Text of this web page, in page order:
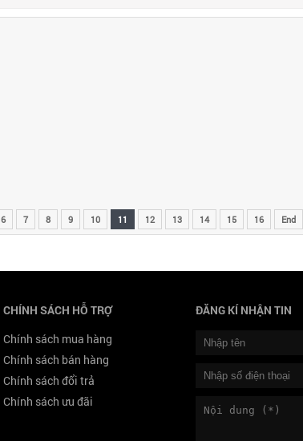
6 7 8 9 10 11 12 13 14 15 16 End
CHÍNH SÁCH HỖ TRỢ
Chính sách mua hàng
Chính sách bán hàng
Chính sách đổi trả
Chính sách ưu đãi
ĐĂNG KÍ NHẬN TIN